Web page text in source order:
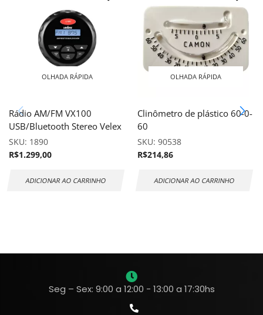
OLHADA RÁPIDA
Rádio AM/FM VX100
USB/Bluetooth Stereo Velex
SKU: 1890
R$1.299,00
ADICIONAR AO CARRINHO
OLHADA RÁPIDA
Clinômetro de plástico 60-0-
60
SKU: 90538
R$214,86
ADICIONAR AO CARRINHO
Seg – Sex: 9:00 a 12:00 - 13:00 a 17:30hs